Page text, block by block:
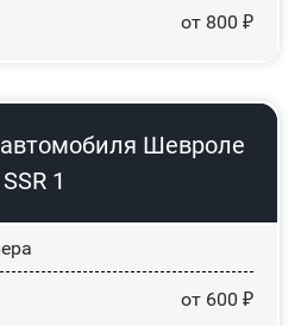
от 800 ₽
Шевроле
SSR 1
от 600 ₽